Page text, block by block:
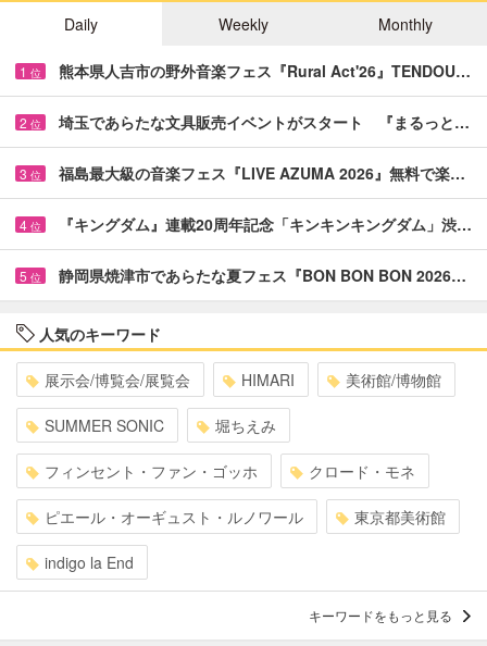
Daily
Weekly Monthly
1 位 熊本県人吉市の野外音楽フェス『Rural Act'26』TENDOU…
2 位 埼玉であらたな文具販売イベントがスタート 『まるっと…
3 位 福島最大級の音楽フェス『LIVE AZUMA 2026』無料で楽…
4 位 『キングダム』連載20周年記念「キンキンキングダム」渋…
5 位 静岡県焼津市であらたな夏フェス『BON BON BON 2026…
人気のキーワード
展示会/博覧会/展覧会 HIMARI 美術館/博物館
SUMMER SONIC 堀ちえみ
フィンセント・ファン・ゴッホ クロード・モネ
ピエール・オーギュスト・ルノワール 東京都美術館
indigo la End
キーワードをもっと見る